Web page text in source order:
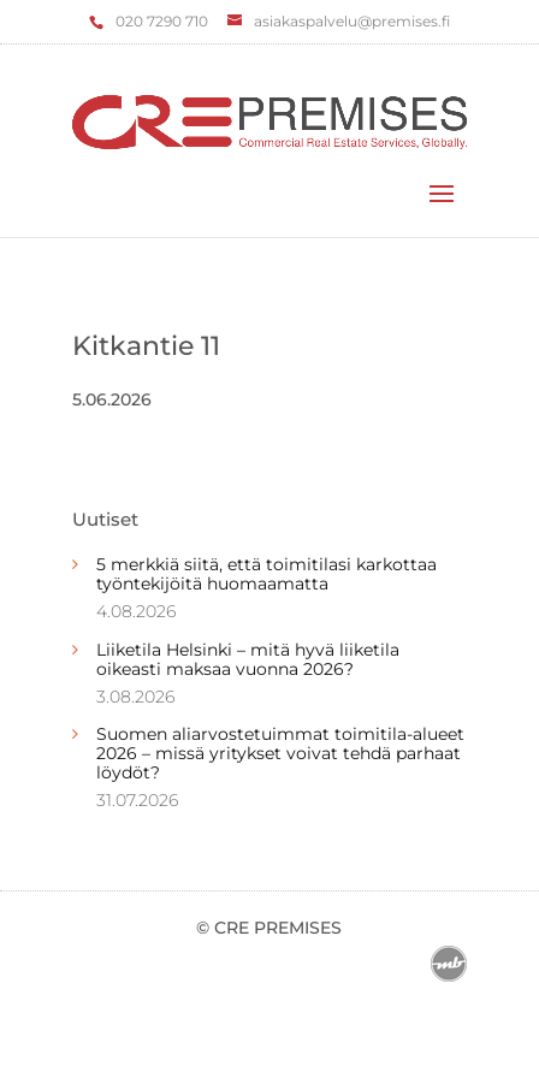
‌020 7290 710 asiakaspalvelu@premises.fi
Kitkantie 11
5.06.2026
Uutiset
5 merkkiä siitä, että toimitilasi karkottaa
työntekijöitä huomaamatta
4.08.2026
Liiketila Helsinki – mitä hyvä liiketila
oikeasti maksaa vuonna 2026?
3.08.2026
Suomen aliarvostetuimmat toimitila-alueet
2026 – missä yritykset voivat tehdä parhaat
löydöt?
31.07.2026
© CRE PREMISES